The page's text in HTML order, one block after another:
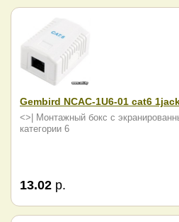
Gembird NCAC-1U6-01 cat6
<>| Монтажный бокс с
категории 6
13.02 р.